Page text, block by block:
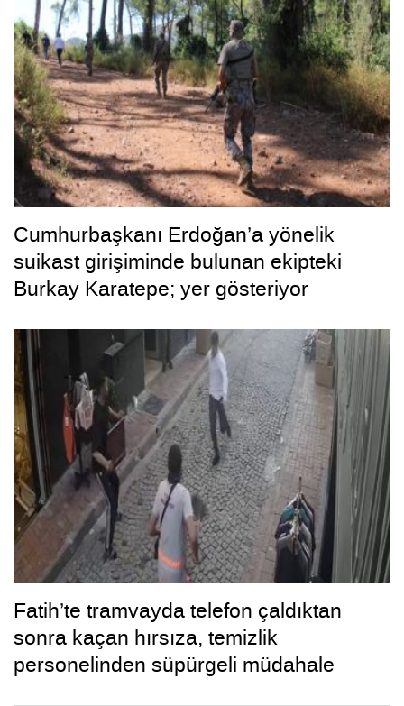
Cumhurbaşkanı Erdoğan’a yönelik
suikast girişiminde bulunan ekipteki
Burkay Karatepe; yer gösteriyor
Fatih’te tramvayda telefon çaldıktan
sonra kaçan hırsıza, temizlik
personelinden süpürgeli müdahale